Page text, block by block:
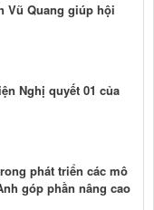
Vũ Quang giúp hội
Nghị quyết 01 của
phát triển các mô
góp phần nâng cao